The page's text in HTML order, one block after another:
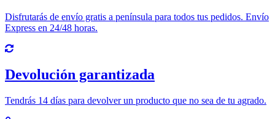
Disfrutarás de envío gratis a península para todos tus pedidos. Envío
Express en 24/48 horas.
Devolución garantizada
Tendrás 14 días para devolver un producto que no sea de tu agrado.